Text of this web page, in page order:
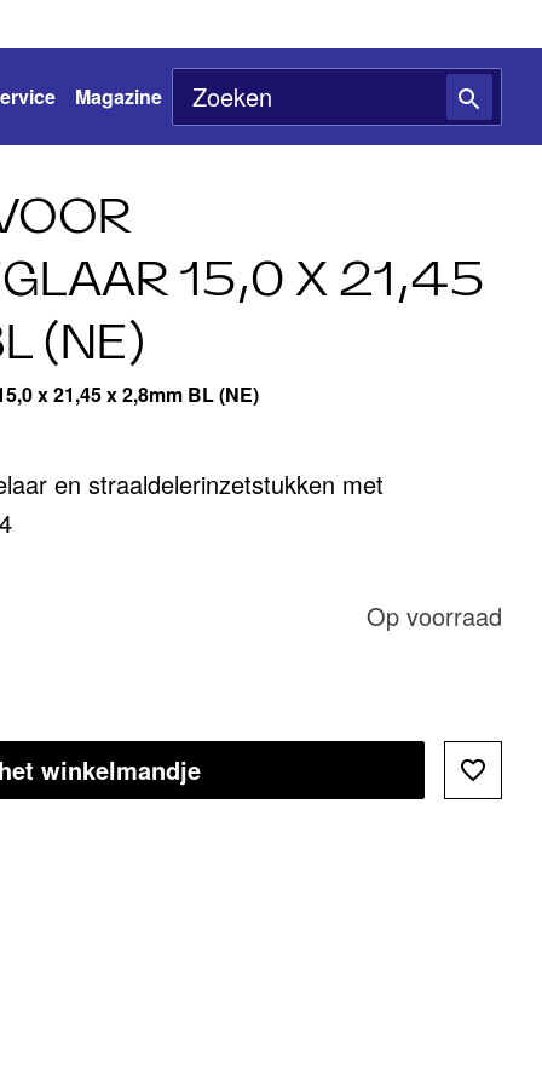
Magazine
15,0 X 21,45
(NE)
x 21,45 x 2,8mm BL (NE)
en straaldelerinzetstukken met
Op voorraad
winkelmandje